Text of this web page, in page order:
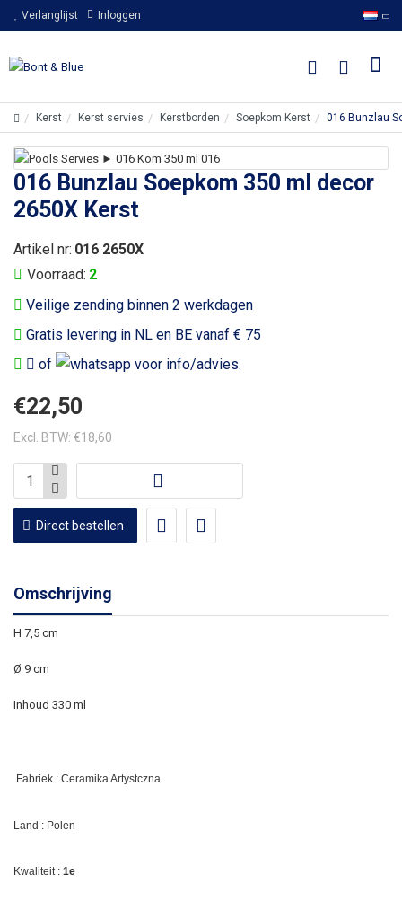
Verlanglijst Inloggen
Kerst Kerst servies Kerstborden Soepkom Kerst 016 Bunzlau
016 Bunzlau Soepkom 350 ml decor
2650X Kerst
Veilige zending binnen 2 werkdagen
Gratis levering in NL en BE vanaf € 75
of
voor info/advies.
Voorraad: 2
Artikel nr: 016 2650X
€22,50
Excl. BTW: €18,60
Direct bestellen
Omschrijving
H 7,5 cm
Ø 9 cm
Inhoud 330 ml
Fabriek : Ceramika Artystczna
Land : Polen
Kwaliteit : 1e